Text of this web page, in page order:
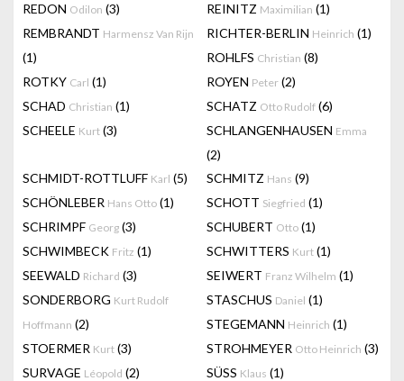
REDON Odilon (3) REINITZ Maximilian (1)
REMBRANDT Harmensz Van Rijn
(1)
RICHTER-BERLIN Heinrich (1)
ROHLFS Christian (8)
ROTKY Carl (1) ROYEN Peter (2)
SCHAD Christian (1) SCHATZ Otto Rudolf (6)
SCHEELE Kurt (3) SCHLANGENHAUSEN Emma
(2)
SCHMIDT-ROTTLUFF Karl (5) SCHMITZ Hans (9)
SCHÖNLEBER Hans Otto (1) SCHOTT Siegfried (1)
SCHRIMPF Georg (3) SCHUBERT Otto (1)
SCHWIMBECK Fritz (1) SCHWITTERS Kurt (1)
SEEWALD Richard (3) SEIWERT Franz Wilhelm (1)
SONDERBORG Kurt Rudolf
Hoffmann (2)
STASCHUS Daniel (1)
STEGEMANN Heinrich (1)
STOERMER Kurt (3) STROHMEYER Otto Heinrich (3)
SURVAGE Léopold (2) SÜSS Klaus (1)